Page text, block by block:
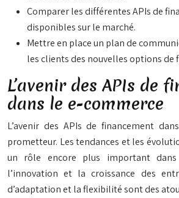
Comparer les différentes APIs de
disponibles sur le marché.
Mettre en place un plan de
les clients des nouvelles options de
L’avenir des APIs de
dans le e-commerce
L’avenir des APIs de financement
prometteur. Les tendances et les
un rôle encore plus important
l’innovation et la croissance des
d’adaptation et la flexibilité sont des